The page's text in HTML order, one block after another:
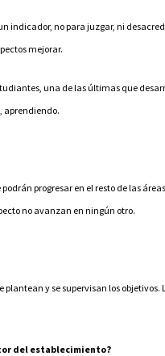
indicador, no para juzgar, ni
mejorar.
una de las últimas que
aprendiendo.
progresar en el resto de las
no avanzan en ningún otro.
y se supervisan los
del establecimiento?